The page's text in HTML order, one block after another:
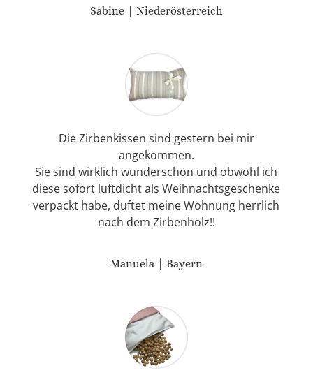
Sabine | Niederösterreich
Die Zirbenkissen sind gestern bei mir
angekommen.
Sie sind wirklich wunderschön und obwohl ich
diese sofort luftdicht als Weihnachtsgeschenke
verpackt habe, duftet meine Wohnung herrlich
nach dem Zirbenholz!!
Manuela | Bayern